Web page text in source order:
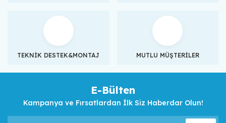
TEKNİK DESTEK&MONTAJ MUTLU MÜŞTERİLER
E-Bülten
Kampanya ve Fırsatlardan İlk Siz Haberdar Olun!